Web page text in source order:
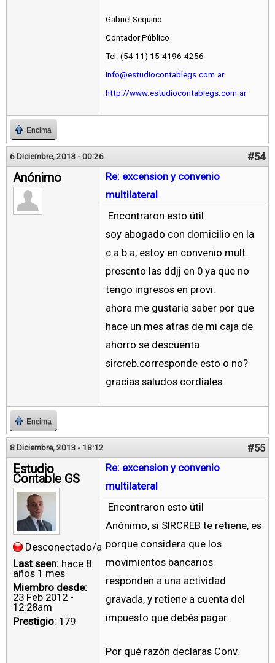
Gabriel Sequino
Contador Público
Tel. (54 11) 15-4196-4256
info@estudiocontablegs.com.ar
http://www.estudiocontablegs.com.ar
Encima
6 Diciembre, 2013 - 00:26 #54
Anónimo
Re: excension y convenio
multilateral
Encontraron esto útil
soy abogado con domicilio en la
c.a.b.a, estoy en convenio mult.
presento las ddjj en 0 ya que no
tengo ingresos en provi.
ahora me gustaria saber por que
hace un mes atras de mi caja de
ahorro se descuenta
sircreb.corresponde esto o no?
gracias saludos cordiales
Encima
8 Diciembre, 2013 - 18:12 #55
Estudio
Contable GS
Desconectado/a
Last seen: hace 8
años 1 mes
Miembro desde:
23 Feb 2012 -
12:28am
Prestigio: 179
Re: excension y convenio
multilateral
Encontraron esto útil
Anónimo, si SIRCREB te retiene, es
porque considera que los
movimientos bancarios
responden a una actividad
gravada, y retiene a cuenta del
impuesto que debés pagar.
Por qué razón declaras Conv.